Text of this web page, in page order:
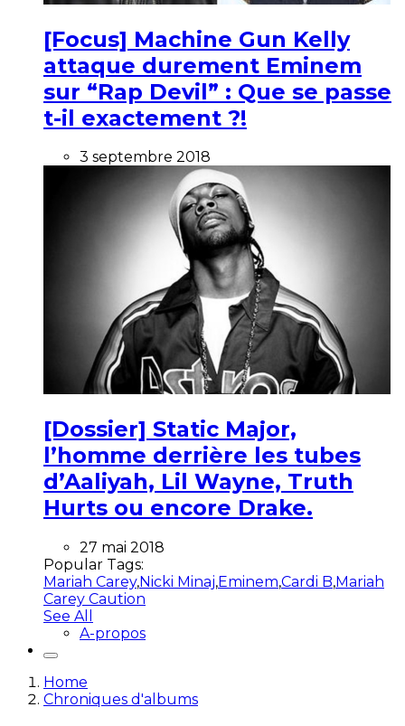
[Focus] Machine Gun Kelly
attaque durement Eminem
sur “Rap Devil” : Que se passe
t-il exactement ?!
3 septembre 2018
[Dossier] Static Major,
l’homme derrière les tubes
d’Aaliyah, Lil Wayne, Truth
Hurts ou encore Drake.
27 mai 2018
Popular Tags:
Mariah Carey,Nicki Minaj,Eminem,Cardi B,Mariah
Carey Caution
See All
A-propos
Home
Chroniques d'albums